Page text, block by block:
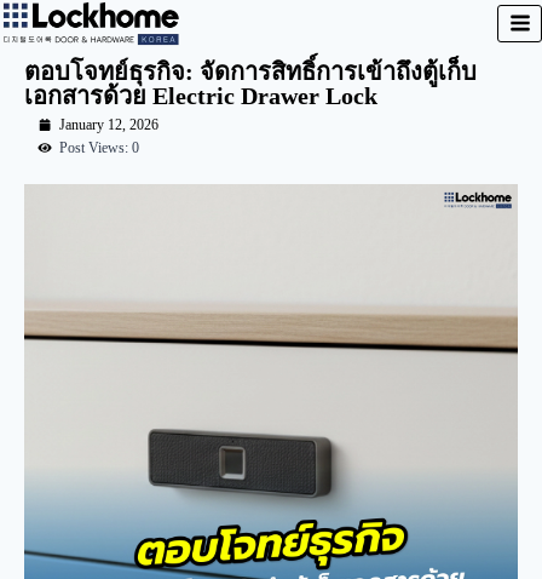
ตอบโจทย์ธุรกิจ: จัดการสิทธิ์การเข้าถึงตู้เก็บ
เอกสารด้วย Electric Drawer Lock
January 12, 2026
Post Views: 0